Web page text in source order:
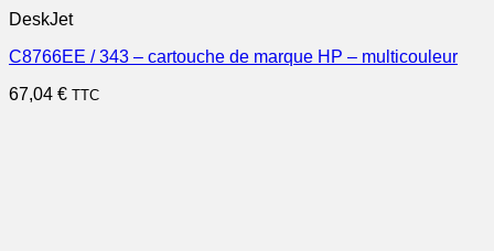
DeskJet
C8766EE / 343 – cartouche de marque HP – multicouleur
67,04 € TTC